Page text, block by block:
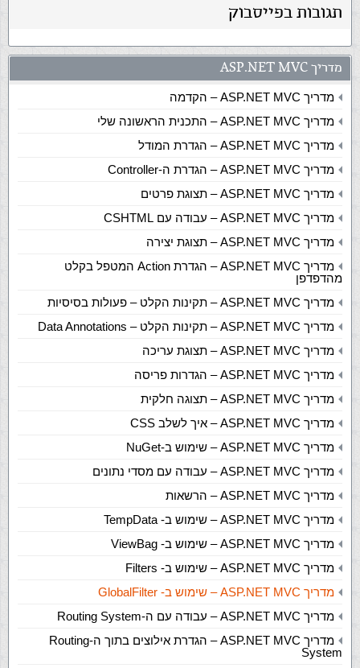
תגובות בפייסבוק
מדריך ASP.NET MVC
מדריך ASP.NET MVC – הקדמה
מדריך ASP.NET MVC – התכנית הראשונה שלי
מדריך ASP.NET MVC – הגדרת המודל
מדריך ASP.NET MVC – הגדרת ה-Controller
מדריך ASP.NET MVC – תצוגת פרטים
מדריך ASP.NET MVC – עבודה עם CSHTML
מדריך ASP.NET MVC – תצוגת יצירה
מדריך ASP.NET MVC – הגדרת Action המטפל בקלט
מהדפדפן
מדריך ASP.NET MVC – תקינות הקלט – פעולות בסיסיות
מדריך ASP.NET MVC – תקינות הקלט – Data Annotations
מדריך ASP.NET MVC – תצוגת עריכה
מדריך ASP.NET MVC – הגדרות פריסה
מדריך ASP.NET MVC – תצוגה חלקית
מדריך ASP.NET MVC – איך לשלב CSS
מדריך ASP.NET MVC – שימוש ב-NuGet
מדריך ASP.NET MVC – עבודה עם מסדי נתונים
מדריך ASP.NET MVC – הרשאות
מדריך ASP.NET MVC – שימוש ב- TempData
מדריך ASP.NET MVC – שימוש ב- ViewBag
מדריך ASP.NET MVC – שימוש ב- Filters
מדריך ASP.NET MVC – שימוש ב- GlobalFilter
מדריך ASP.NET MVC – עבודה עם ה-Routing System
מדריך ASP.NET MVC – הגדרת אילוצים בתוך ה-Routing
System